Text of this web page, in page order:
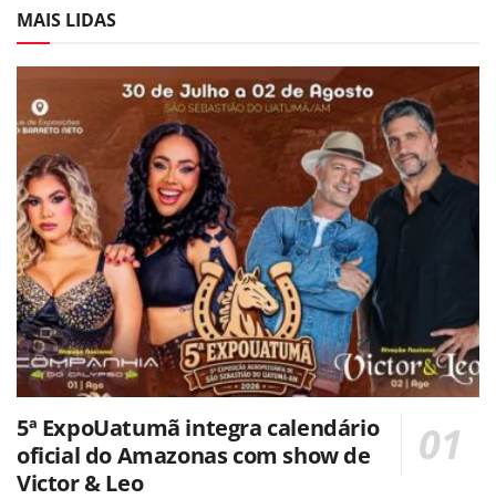
MAIS LIDAS
5ª ExpoUatumã integra calendário
oficial do Amazonas com show de
Victor & Leo